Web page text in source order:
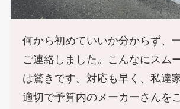
何から初めていいか分からず、
ご連絡しました。こんなにスム
は驚きです。対応も早く、私達
適切で予算内のメーカーさんを